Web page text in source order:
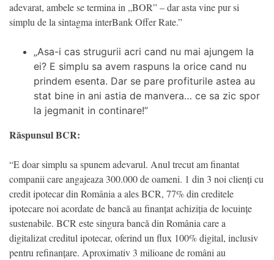
adevarat, ambele se termina in „BOR” – dar asta vine pur si
simplu de la sintagma interBank Offer Rate.”
„Asa-i cas strugurii acri cand nu mai ajungem la
ei? E simplu sa avem raspuns la orice cand nu
prindem esenta. Dar se pare profiturile astea au
stat bine in ani astia de manvera… ce sa zic spor
la jegmanit in continare!”
Răspunsul BCR:
“E doar simplu sa spunem adevarul. Anul trecut am finantat
companii care angajeaza 300.000 de oameni. 1 din 3 noi clienți cu
credit ipotecar din România a ales BCR, 77% din creditele
ipotecare noi acordate de bancă au finanțat achiziția de locuințe
sustenabile. BCR este singura bancă din România care a
digitalizat creditul ipotecar, oferind un flux 100% digital, inclusiv
pentru refinanțare. Aproximativ 3 milioane de români au